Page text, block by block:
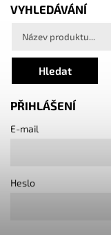
VYHLEDÁVÁNÍ
Hledat
PŘIHLÁŠENÍ
E-mail
Heslo